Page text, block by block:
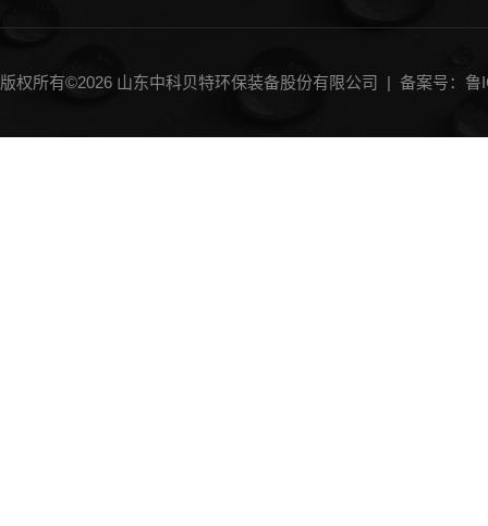
版权所有©2026 山东中科贝特环保装备股份有限公司 | 备案号：鲁